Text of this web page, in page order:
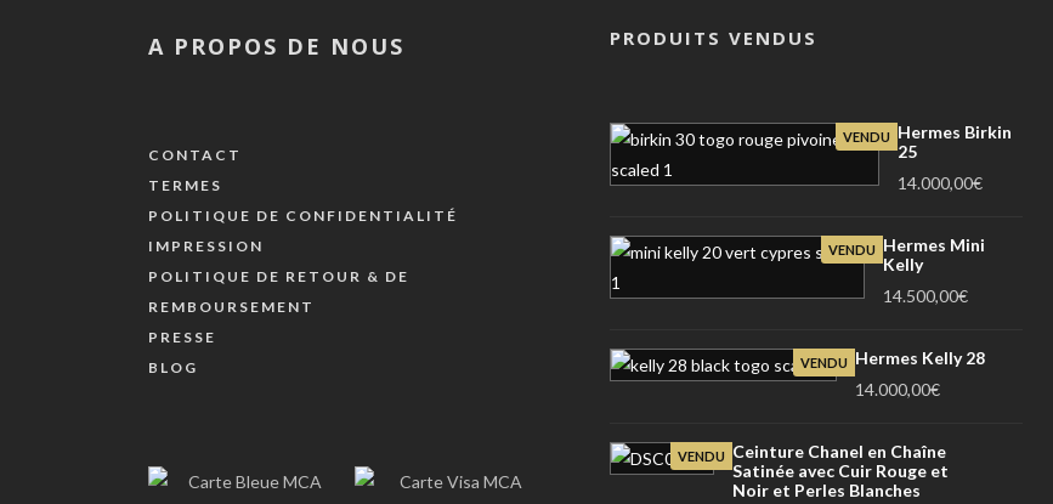
A PROPOS DE NOUS
CONTACT
TERMES
POLITIQUE DE CONFIDENTIALITÉ
IMPRESSION
POLITIQUE DE RETOUR & DE
REMBOURSEMENT
PRESSE
BLOG
PRODUITS VENDUS
VENDU
Hermes Birkin
25
14.000,00€
VENDU
Hermes Mini
Kelly
14.500,00€
VENDU
Hermes Kelly 28
14.000,00€
VENDU
Ceinture Chanel en Chaîne
Satinée avec Cuir Rouge et
Noir et Perles Blanches